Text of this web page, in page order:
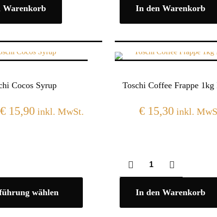
Warenkorb In den Warenkorb
Cocos Syrup
€15,90 inkl. MwSt.
wählen
Toschi Coffee Frappe 1kg
€ 15,30 inkl.
In den Warenkorb